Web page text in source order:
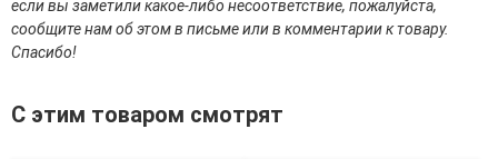
Уход для тела
Уход за мужскими волосами
если вы заметили какое-либо несоответствие, пожалуйста,
сообщите нам об этом в письме или в комментарии к товару.
Спасибо!
С этим товаром смотрят